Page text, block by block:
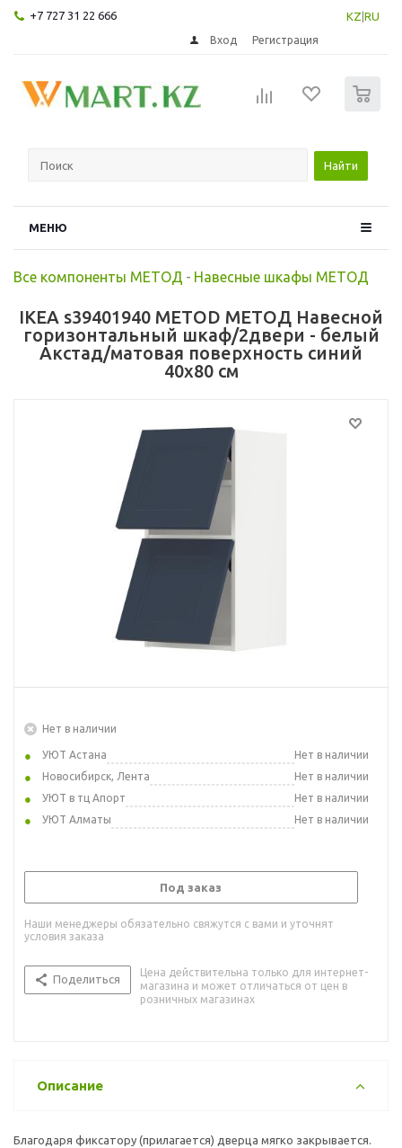
+7 727 31 22 666 KZ RU
Вход Регистрация
Найти
МЕНЮ
Все компоненты МЕТОД - Навесные шкафы МЕТОД
IKEA s39401940 METOD МЕТОД Навесной
горизонтальный шкаф/2двери - белый
Акстад/матовая поверхность синий
40x80 см
Нет в наличии
УЮТ Астана
Нет в наличии
Новосибирск, Лента
Нет в наличии
УЮТ в тц Апорт
Нет в наличии
УЮТ Алматы
Нет в наличии
Под заказ
Наши менеджеры обязательно свяжутся с вами и уточнят
условия заказа
Поделиться
Цена действительна только для интернет-
магазина и может отличаться от цен в
розничных магазинах
Описание
Благодаря фиксатору (прилагается) дверца мягко закрывается.